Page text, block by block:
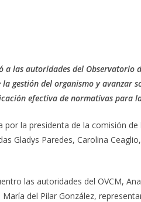
las autoridades del Observatorio
gestión del organismo y avanzar
efectiva de normativas para
por la presidenta de la comisión
Gladys Paredes, Carolina
las autoridades del OVCM,
del Pilar González,